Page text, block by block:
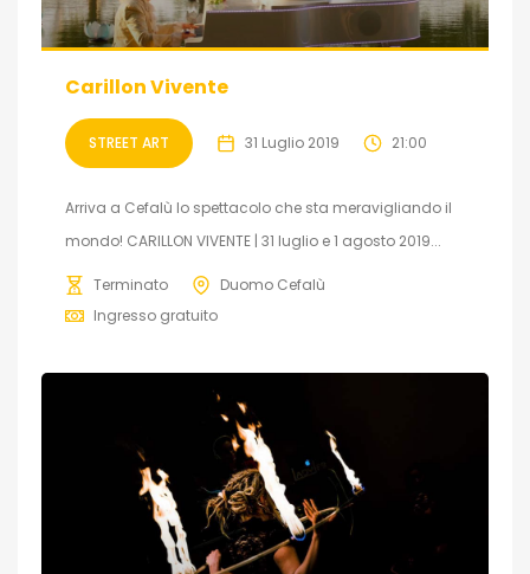
Carillon Vivente
STREET ART 31 Luglio 2019 21:00
Arriva a Cefalù lo spettacolo che sta meravigliando il
mondo! CARILLON VIVENTE | 31 luglio e 1 agosto 2019...
Terminato
Duomo Cefalù
Ingresso gratuito